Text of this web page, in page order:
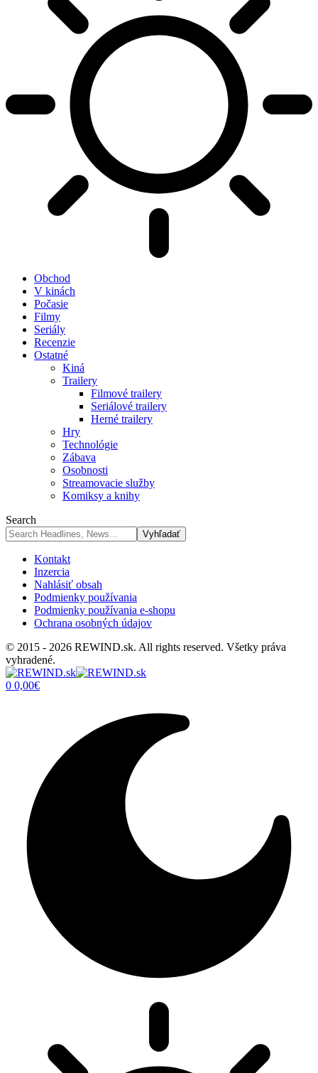
Obchod
V kinách
Počasie
Filmy
Seriály
Recenzie
Ostatné
Kiná
Trailery
Filmové trailery
Seriálové trailery
Herné trailery
Hry
Technológie
Zábava
Osobnosti
Streamovacie služby
Komiksy a knihy
Search
Kontakt
Inzercia
Nahlásiť obsah
Podmienky používania
Podmienky používania e-shopu
Ochrana osobných údajov
© 2015 - 2026 REWIND.sk. All rights reserved. Všetky práva
vyhradené.
0 0,00€